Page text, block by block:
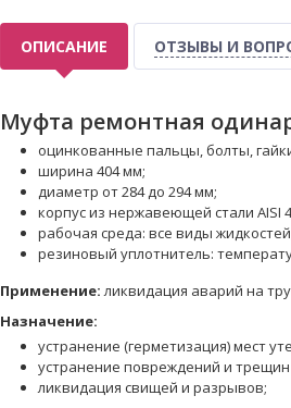
ОПИСАНИЕ ОТЗЫВЫ И
Муфта ремонтная
оцинкованные пальцы, болты,
ширина 404 мм;
диаметр от 284 до 294 мм;
корпус из нержавеющей стали AISI
рабочая среда: все виды
резиновый уплотнитель:
Применение:ликвидация аварий на
Назначение:
устранение (герметизация) мест
устранение повреждений и
ликвидация свищей и разрывов;